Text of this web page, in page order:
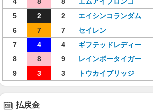
5
2 2 エイシンコランダム
6
7 7 セイレン
7
4 4 ギフテッドレディー
8
8 9 レインボータイガー
9
3 3 トウカイブリッジ
払戻金